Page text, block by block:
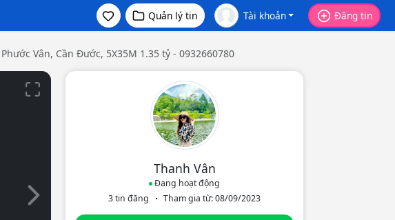
Quản lý tin Tài khoản Đăng tin
Vân, Cần Đước, 5X35M 1.35 tỷ - 0932660780
Slide tiếp theo
Thanh Vân
Đang hoạt động
3 tin đăng
Tham gia từ: 08/09/2023